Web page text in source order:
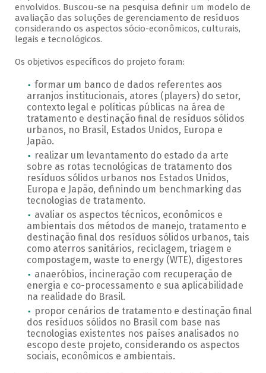
envolvidos. Buscou-se na pesquisa definir um modelo de
avaliação das soluções de gerenciamento de resíduos
considerando os aspectos sócio-econômicos, culturais,
legais e tecnológicos.
Os objetivos específicos do projeto foram:
formar um banco de dados referentes aos
arranjos institucionais, atores (players) do setor,
contexto legal e políticas públicas na área de
tratamento e destinação final de resíduos sólidos
urbanos, no Brasil, Estados Unidos, Europa e
Japão.
realizar um levantamento do estado da arte
sobre as rotas tecnológicas de tratamento dos
resíduos sólidos urbanos nos Estados Unidos,
Europa e Japão, definindo um benchmarking das
tecnologias de tratamento.
avaliar os aspectos técnicos, econômicos e
ambientais dos métodos de manejo, tratamento e
destinação final dos resíduos sólidos urbanos, tais
como aterros sanitários, reciclagem, triagem e
compostagem, waste to energy (WTE), digestores
anaeróbios, incineração com recuperação de
energia e co-processamento e sua aplicabilidade
na realidade do Brasil.
propor cenários de tratamento e destinação final
dos resíduos sólidos no Brasil com base nas
tecnologias existentes nos países analisados no
escopo deste projeto, considerando os aspectos
sociais, econômicos e ambientais.